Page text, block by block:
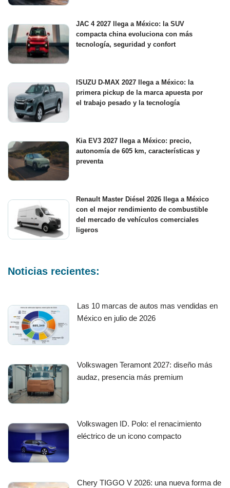
JAC 4 2027 llega a México: la SUV
compacta china evoluciona con más
tecnología, seguridad y confort
ISUZU D-MAX 2027 llega a México: la
primera pickup de la marca apuesta por
el trabajo pesado y la tecnología
Kia EV3 2027 llega a México: precio,
autonomía de 605 km, características y
preventa
Renault Master Diésel 2026 llega a México
con el mejor rendimiento de combustible
del mercado de vehículos comerciales
ligeros
Noticias recientes:
Las 10 marcas de autos mas vendidas en
México en julio de 2026
Volkswagen Teramont 2027: diseño más
audaz, presencia más premium
Volkswagen ID. Polo: el renacimiento
eléctrico de un icono compacto
Chery TIGGO V 2026: una nueva forma de